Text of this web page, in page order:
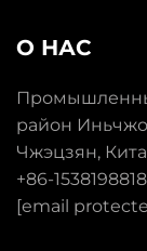
О НАС
район
Чжэцзян,
+86-
[email